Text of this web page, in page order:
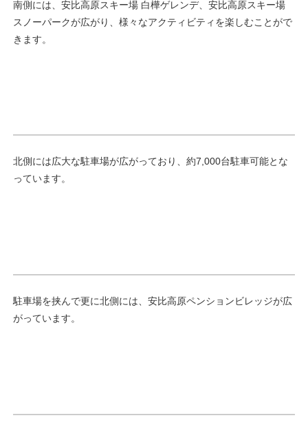
南側には、安比高原スキー場 白樺ゲレンデ、安比高原スキー場
スノーパークが広がり、様々なアクティビティを楽しむことがで
きます。
北側には広大な駐車場が広がっており、約7,000台駐車可能とな
っています。
駐車場を挟んで更に北側には、安比高原ペンションビレッジが広
がっています。